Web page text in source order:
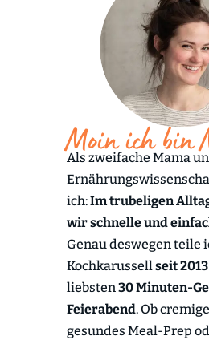
Moin ich bin
Als zweifache Mama
ich:Im trubeligen
wir schnelle und
Genau deswegen teile
Kochkarussellseit 2013
liebsten30 Minuten-
Feierabend. Ob
gesundes Meal-Prep